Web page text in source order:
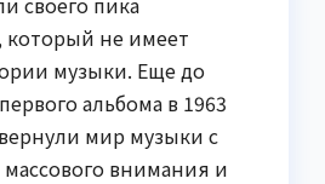
который не имеет
музыки. Еще до
альбома в 1963
мир музыки с
внимания и